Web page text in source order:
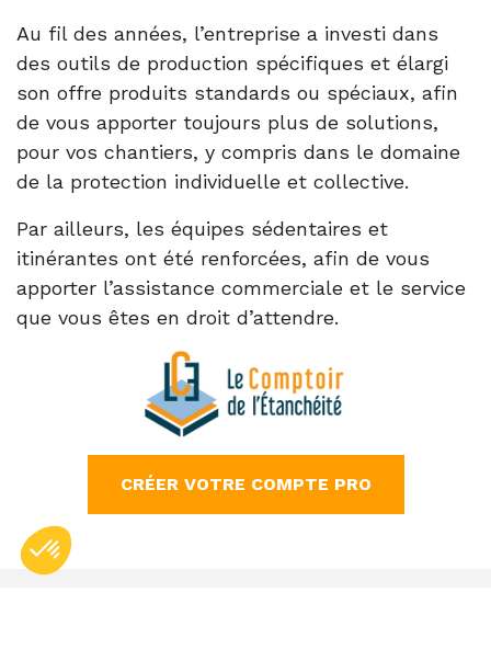
Au fil des années, l’entreprise a investi dans
des outils de production spécifiques et élargi
son offre produits standards ou spéciaux, afin
de vous apporter toujours plus de solutions,
pour vos chantiers, y compris dans le domaine
de la protection individuelle et collective.
Par ailleurs, les équipes sédentaires et
itinérantes ont été renforcées, afin de vous
apporter l’assistance commerciale et le service
que vous êtes en droit d’attendre.
CRÉER VOTRE COMPTE PRO